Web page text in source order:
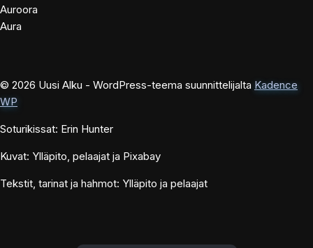
Auroora
Aura
© 2026 Uusi Alku - WordPress-teema suunnittelijalta Kadence
WP
Soturikissat: Erin Hunter
Kuvat: Ylläpito, pelaajat ja Pixabay
Tekstit, tarinat ja hahmot: Ylläpito ja pelaajat